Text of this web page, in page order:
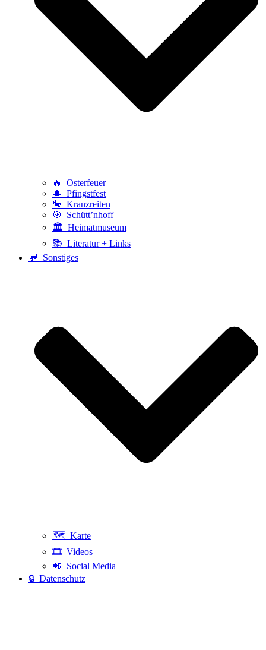
🔥 Osterfeuer
🎩 Pfingstfest
🐎 Kranzreiten
🎯 Schütt’nhoff
🏛️ Heimatmuseum
📚 Literatur + Links
💬 Sonstiges
🗺️ Karte
🎞️ Videos
📲 Social Media
🔒 Datenschutz